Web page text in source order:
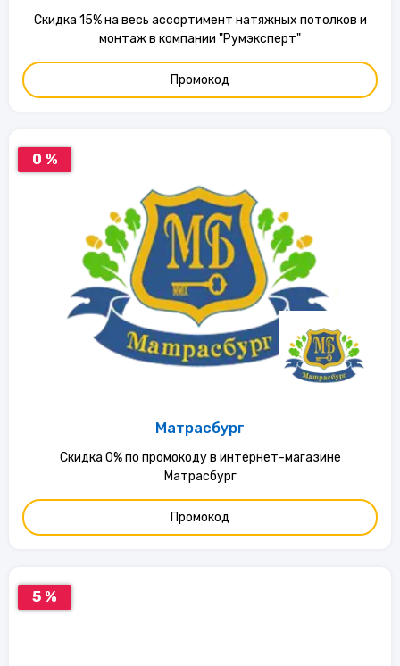
Скидка 15% на весь ассортимент натяжных потолков и
монтаж в компании "Румэксперт"
Промокод
0 %
Матрасбург
Скидка 0% по промокоду в интернет-магазине
Матрасбург
Промокод
5 %